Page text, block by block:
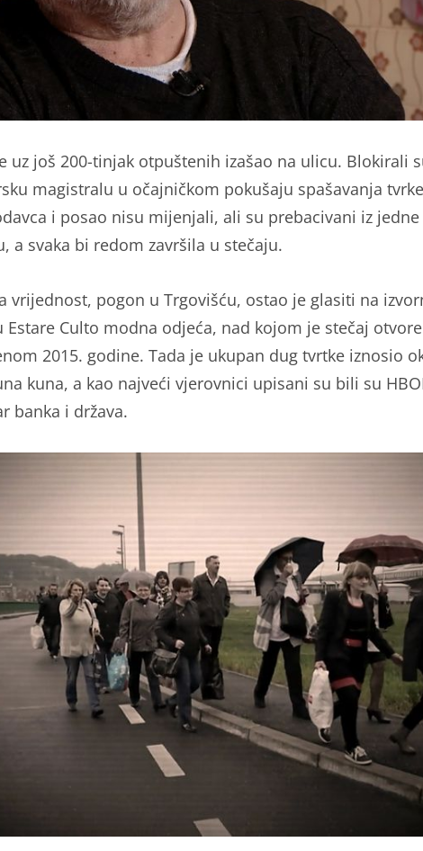
uz još 200-tinjak otpuštenih izašao na ulicu. Blokirali
magistralu u očajničkom pokušaju spašavanja
i posao nisu mijenjali, ali su prebacivani iz
a svaka bi redom završila u stečaju.
vrijednost, pogon u Trgovišću, ostao je glasiti na
Estare Culto modna odjeća, nad kojom je stečaj
2015. godine. Tada je ukupan dug tvrtke iznosio
kuna, a kao najveći vjerovnici upisani su bili su
banka i država.